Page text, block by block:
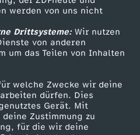
werden von uns nicht
Drittsysteme:Wir nutzen
von anderen
um das Teilen von Inhalten
welche Zwecke wir deine
dürfen. Dies
Gerät. Mit
Zustimmung zu
für die wir deine